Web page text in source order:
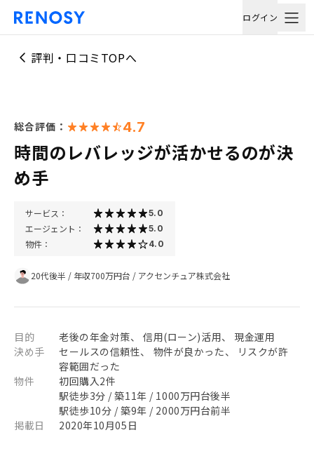
ログイン
評判・口コミTOPへ
総合評価： 4.7
時間のレバレッジが活かせるのが決
め手
サービス： 5.0
エージェント： 5.0
物件： 4.0
20代後半 / 年収700万円台 / アクセンチュア株式会社
目的
老後の年金対策、 信用(ローン)活用、 現金運用
決め手
セールスの信頼性、 物件が良かった、 リスクが許
容範囲だった
物件
初回購入2件
駅徒歩3分 / 築11年 / 1000万円台後半
駅徒歩10分 / 築9年 / 2000万円台前半
掲載日
2020年10月05日